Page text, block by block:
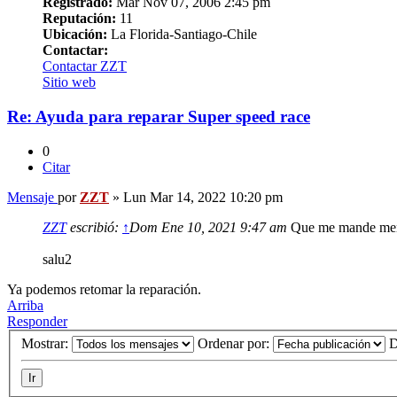
Reputación: 11
Ubicación: La Florida-Santiago-Chile
Contactar:
Contactar ZZT
Sitio web
Re: Ayuda para reparar Super speed race
0
Citar
Mensaje por ZZT » Lun Mar 14, 2022 10:20 pm
ZZTescribió: ↑Dom Ene 10, 2021 9:47 am Que me mande
salu2
Ya podemos retomar la reparación.
Arriba
Responder
Mostrar:
Ordenar por: